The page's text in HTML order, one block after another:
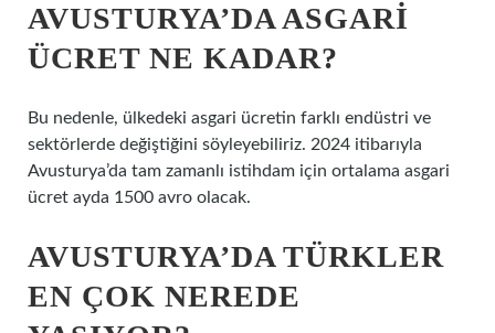
AVUSTURYA’DA ASGARI
ÜCRET NE KADAR?
Bu nedenle, ülkedeki asgari ücretin farklı endüstri ve
sektörlerde değiştiğini söyleyebiliriz. 2024 itibarıyla
Avusturya’da tam zamanlı istihdam için ortalama asgari
ücret ayda 1500 avro olacak.
AVUSTURYA’DA TÜRKLER
EN ÇOK NEREDE